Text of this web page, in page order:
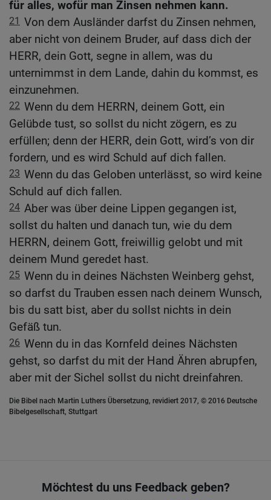
für alles, wofür man Zinsen nehmen kann.
21 Von dem Ausländer darfst du Zinsen nehmen,
aber nicht von deinem Bruder, auf dass dich der
HERR, dein Gott, segne in allem, was du
unternimmst in dem Lande, dahin du kommst, es
einzunehmen.
22 Wenn du dem HERRN, deinem Gott, ein
Gelübde tust, so sollst du nicht zögern, es zu
erfüllen; denn der HERR, dein Gott, wird’s von dir
fordern, und es wird Schuld auf dich fallen.
23 Wenn du das Geloben unterlässt, so wird keine
Schuld auf dich fallen.
24 Aber was über deine Lippen gegangen ist,
sollst du halten und danach tun, wie du dem
HERRN, deinem Gott, freiwillig gelobt und mit
deinem Mund geredet hast.
25 Wenn du in deines Nächsten Weinberg gehst,
so darfst du Trauben essen nach deinem Wunsch,
bis du satt bist, aber du sollst nichts in dein
Gefäß tun.
26 Wenn du in das Kornfeld deines Nächsten
gehst, so darfst du mit der Hand Ähren abrupfen,
aber mit der Sichel sollst du nicht dreinfahren.
Die Bibel nach Martin Luthers Übersetzung, revidiert 2017, © 2016 Deutsche
Bibelgesellschaft, Stuttgart
Möchtest du uns Feedback geben?